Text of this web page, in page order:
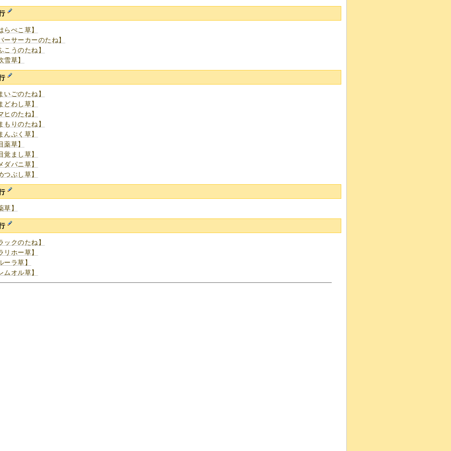
らぺこ草】
ーサーカーのたね】
こうのたね】
雪草】
いごのたね】
どわし草】
ヒのたね】
もりのたね】
んぷく草】
薬草】
覚まし草】
ダパニ草】
つぶし草】
草】
ックのたね】
リホー草】
ーラ草】
ムオル草】